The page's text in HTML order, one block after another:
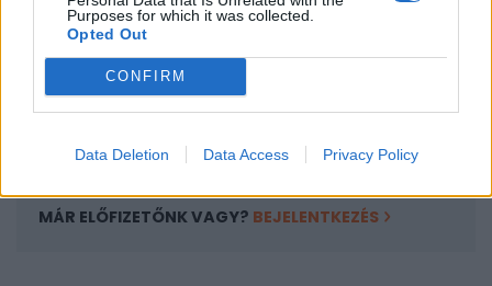
Purposes for which it was collected.
Opted Out
CONFIRM
Data Deletion Data Access Privacy Policy
Portfolio.hu teljes cikkarchívum
Kötéslisták: BÉT elmúlt 2 év napon belüli
kötéslistái
MÁR ELŐFIZETŐNK VAGY? BEJELENTKEZÉS